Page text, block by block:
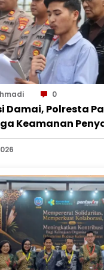
0
Damai, Polresta
Keamanan